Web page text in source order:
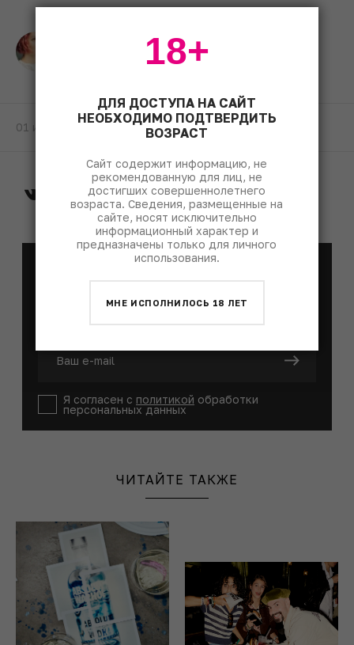
Екатерина Осадчая
01 июня 2024
материалы недели
Я согласен с политикой обработки
персональных данных
ЧИТАЙТЕ ТАКЖЕ
ДЛЯ ДОСТУПА НА САЙТ
НЕОБХОДИМО ПОДТВЕРДИТЬ
ВОЗРАСТ
Сайт содержит информацию, не
рекомендованную для лиц, не
достигших совершеннолетнего
возраста. Сведения, размещенные на
сайте, носят исключительно
информационный характер и
предназначены только для личного
использования.
МНЕ ИСПОЛНИЛОСЬ 18 ЛЕТ
18+